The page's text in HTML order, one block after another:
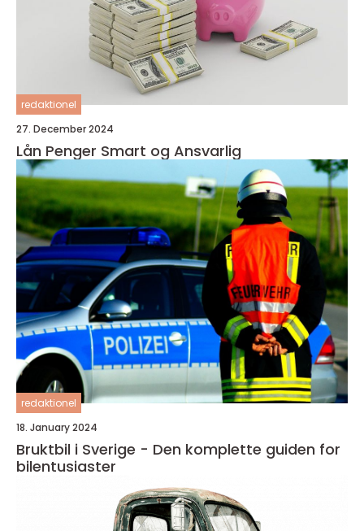
redaktionel
27. December 2024
Lån Penger Smart og Ansvarlig
redaktionel
18. January 2024
Bruktbil i Sverige - Den komplette guiden for
bilentusiaster